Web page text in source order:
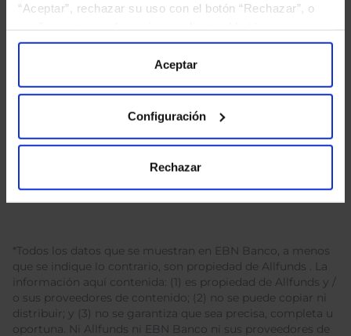
“Aceptar”, rechazar su uso con el botón “Rechazar”, o
“Configuración”. Consulta nuestraPolítica
para más información.
Aceptar
Configuración
Rechazar
He leídola política de privacidady consiento el
tratamiento de mis datos personales.
*Todos los datos que se muestran en EBN Banco, a menos
que se indique lo contrario, son propiedad de Allfunds . La
información aquí contenida: (1) es propiedad de Allfunds y /
o sus proveedores de contenido; (2) no se puede copiar ni
distribuir; y (3) no se garantiza que sea precisa, completa u
oportuna. Ni Allfunds ni EBN Banco ni sus proveedores de